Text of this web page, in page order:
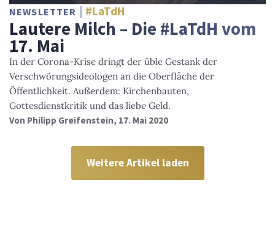
NEWSLETTER #LaTdH
Lautere Milch – Die #LaTdH vom
17. Mai
In der Corona-Krise dringt der üble Gestank der
Verschwörungsideologen an die Oberfläche der
Öffentlichkeit. Außerdem: Kirchenbauten,
Gottesdienstkritik und das liebe Geld.
Von Philipp Greifenstein, 17. Mai 2020
Weitere Artikel laden